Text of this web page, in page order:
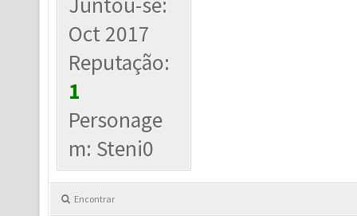
Oct 2017
Reputação:
1
Personage
m: Steni0
Encontrar